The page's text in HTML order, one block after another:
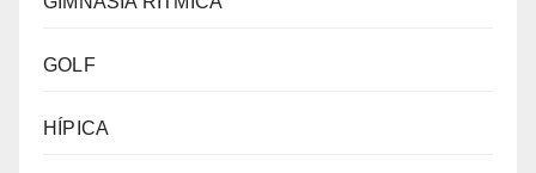
GOLF
HÍPICA